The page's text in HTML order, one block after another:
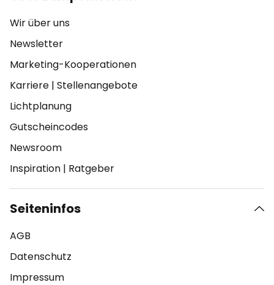
Wir über uns
Newsletter
Marketing-Kooperationen
Karriere | Stellenangebote
Lichtplanung
Gutscheincodes
Newsroom
Inspiration | Ratgeber
Seiteninfos
AGB
Datenschutz
Impressum